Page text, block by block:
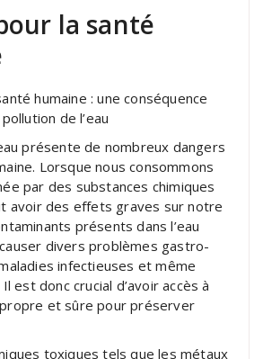
la santé
humaine : une conséquence
de l’eau
présente de nombreux dangers
Lorsque nous consommons
par des substances chimiques
avoir des effets graves sur notre
présents dans l’eau
divers problèmes gastro-
infectieuses et même
est donc crucial d’avoir accès à
et sûre pour préserver
toxiques tels que les métaux